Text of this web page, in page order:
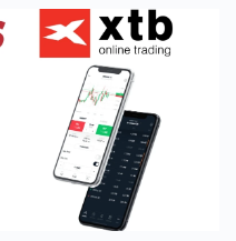
d’investissement